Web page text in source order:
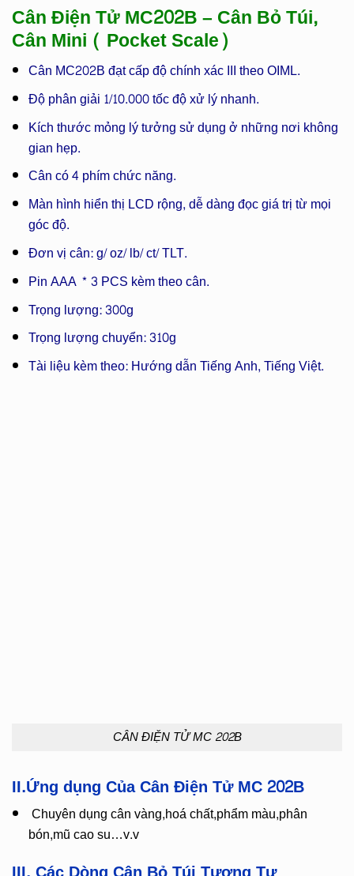
Cân Điện Tử MC202B – Cân Bỏ Túi,
Cân Mini ( Pocket Scale)
Cân MC202B đạt cấp độ chính xác III theo OIML.
Độ phân giải 1/10.000 tốc độ xử lý nhanh.
Kích thước mỏng lý tưởng sử dụng ở những nơi không
gian hẹp.
Cân có 4 phím chức năng.
Màn hình hiển thị LCD rộng, dễ dàng đọc giá trị từ mọi
góc độ.
Đơn vị cân: g/ oz/ lb/ ct/ TLT.
Pin AAA * 3 PCS kèm theo cân.
Trọng lượng: 300g
Trọng lượng chuyển: 310g
Tài liệu kèm theo: Hướng dẫn Tiếng Anh, Tiếng Việt.
CÂN ĐIỆN TỬ MC 202B
II.Ứng dụng Của Cân Điện Tử MC 202B
Chuyên dụng cân vàng,hoá chất,phẩm màu,phân
bón,mũ cao su…v.v